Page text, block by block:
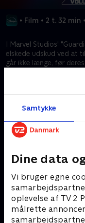
Samtykke
Dine data
Vi bruger egne
oplevelse af TV 2
målrette
• Film • 2 t. 32 min •
I Marvel Studios'
elskede udskud ved at
går ikke længe, før
ud på en farlig mission
Mere indhold fra